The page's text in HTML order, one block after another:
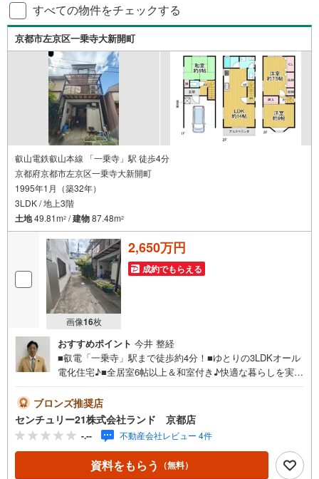
すべての物件をチェックする
京都市左京区一乗寺大新開町
叡山電鉄叡山本線 「一乗寺」駅 徒歩4分
京都府京都市左京区一乗寺大新開町
1995年1月（築32年）
3LDK / 地上3階
土地49.81m2 /建物87.48m2
画像16枚
2,650万円
成約でもらえる
おすすめポイント 今井 整経
■叡電「一乗寺」駅まで徒歩約4分！■ゆとりの3LDKオール
電化住宅♪■全居室6帖以上＆和室付き♪快適な暮らしを実
に関するお問い合わせは（株）ランド 京都店までお気軽
にお問い合わせくださいませ！＜センチュリー21ランドに
ついて＞●センチュリー21ランド京都店は・・・ お客様
のご希望をお客様の目線でご満足いただけるお住いを全力
でお探し致します！●購入・売却・ローンのご相談など、些
細なことでもお気軽にご相談下さいませ！●リフォームのご
ブロンズ推奨店
センチュリー21株式会社ランド 京都店
-.-- 不動産会社レビュー 4件
資料をもらう （無料）